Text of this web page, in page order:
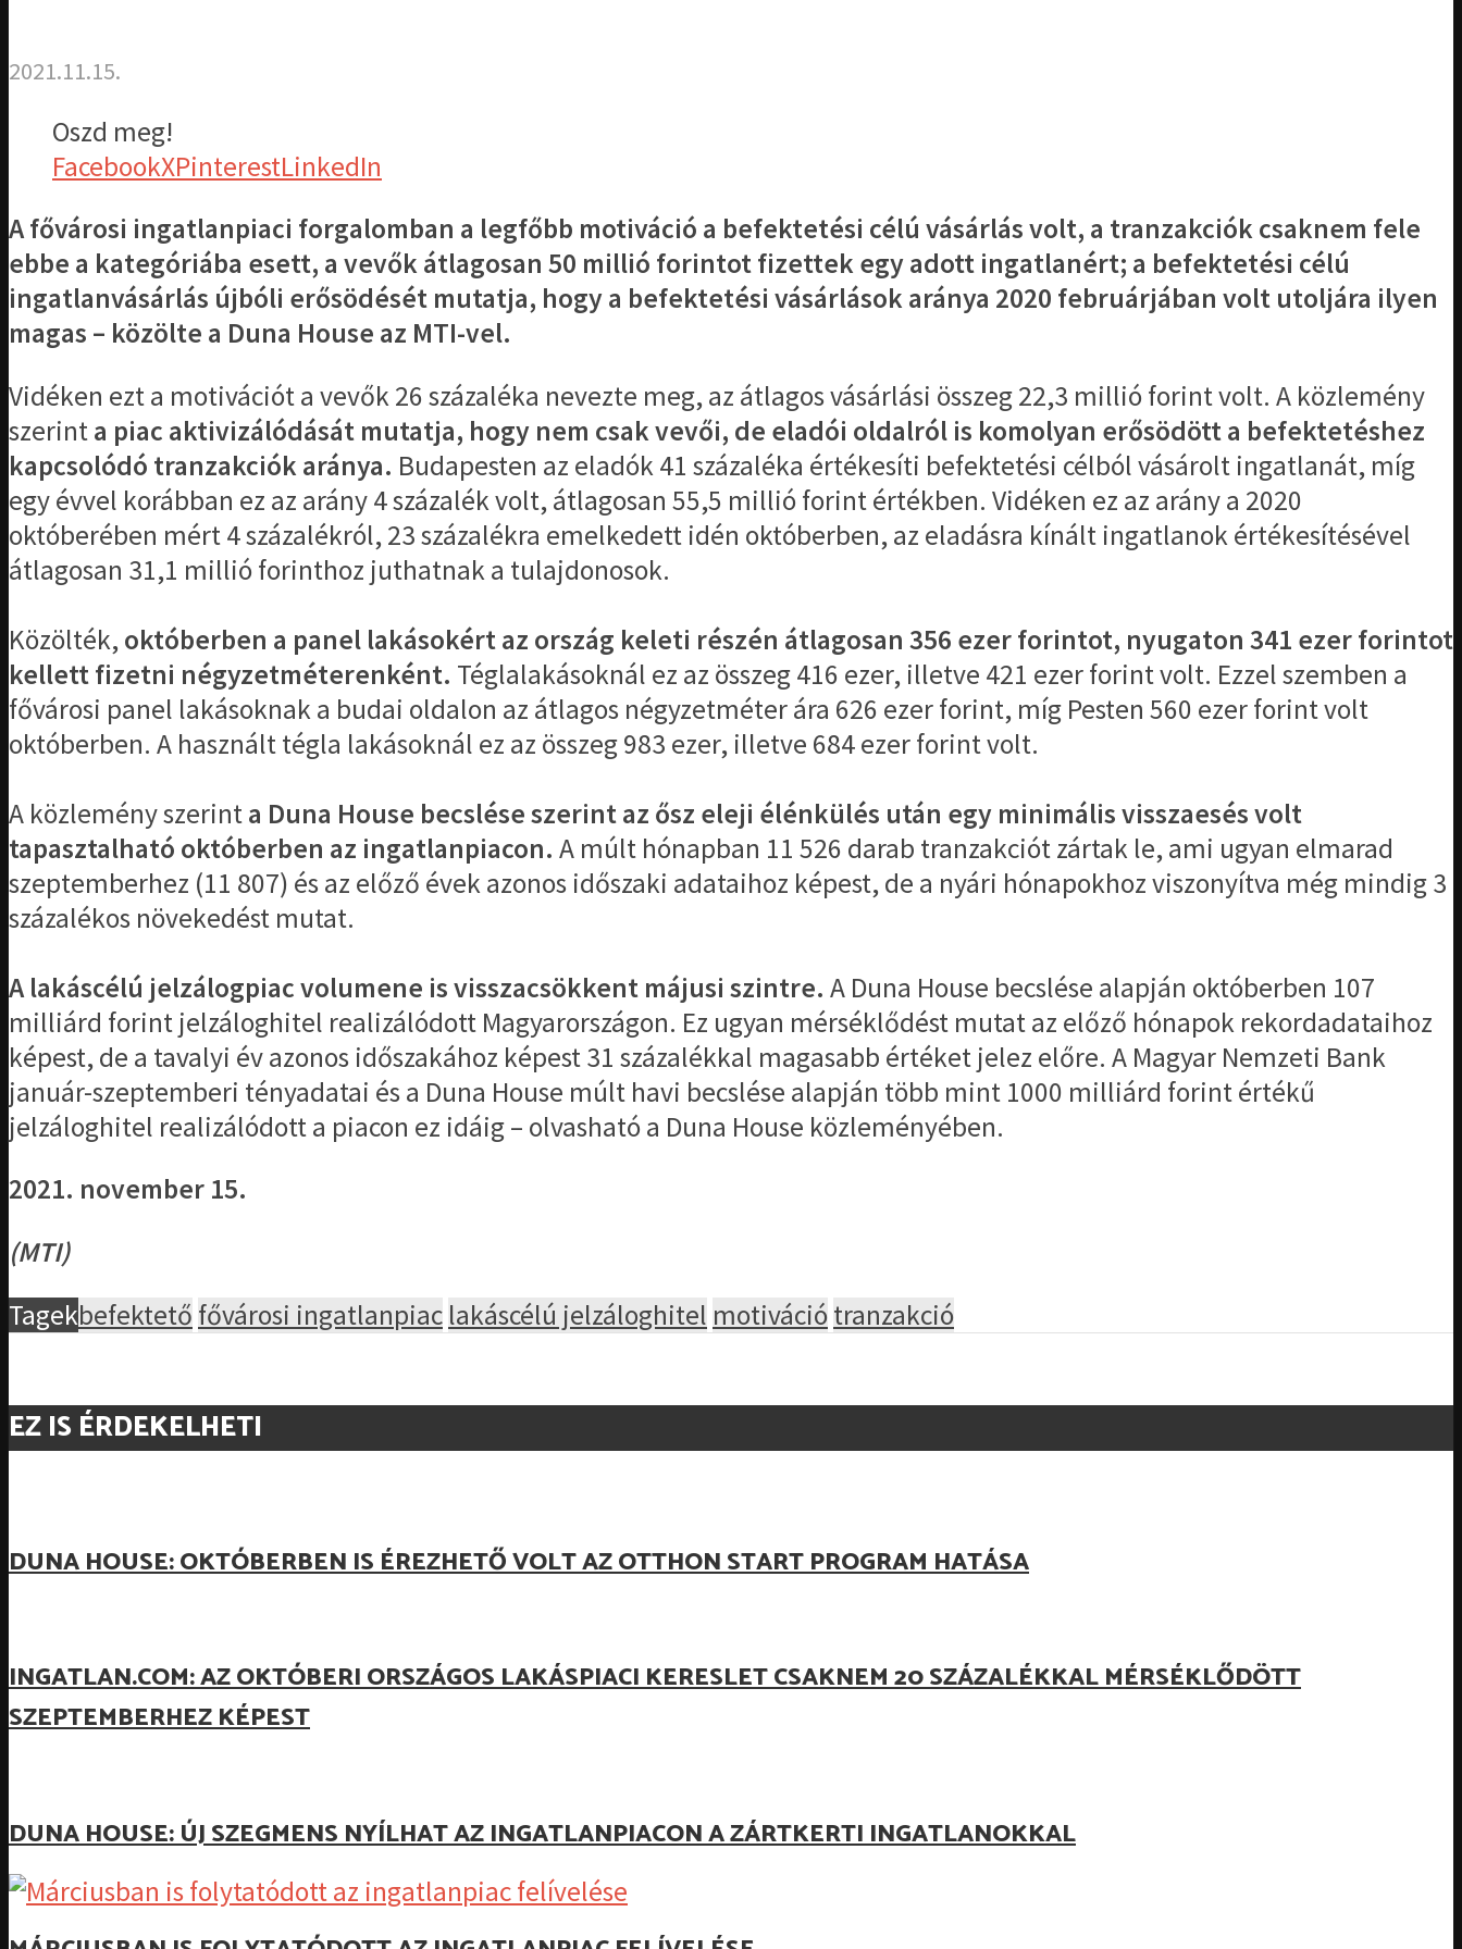
2021.11.15.
Oszd meg!
FacebookXPinterestLinkedIn
A fővárosi ingatlanpiaci forgalomban a legfőbb motiváció a befektetési célú vásárlás volt, a tranzakciók csaknem fele
ebbe a kategóriába esett, a vevők átlagosan 50 millió forintot fizettek egy adott ingatlanért; a befektetési célú
ingatlanvásárlás újbóli erősödését mutatja, hogy a befektetési vásárlások aránya 2020 februárjában volt utoljára ilyen
magas – közölte a Duna House az MTI-vel.
Vidéken ezt a motivációt a vevők 26 százaléka nevezte meg, az átlagos vásárlási összeg 22,3 millió forint volt. A közlemény
szerinta piac aktivizálódását mutatja, hogy nem csak vevői, de eladói oldalról is komolyan erősödött a befektetéshez
kapcsolódó tranzakciók aránya. Budapesten az eladók 41 százaléka értékesíti befektetési célból vásárolt ingatlanát, míg
egy évvel korábban ez az arány 4 százalék volt, átlagosan 55,5 millió forint értékben. Vidéken ez az arány a 2020
októberében mért 4 százalékról, 23 százalékra emelkedett idén októberben, az eladásra kínált ingatlanok értékesítésével
átlagosan 31,1 millió forinthoz juthatnak a tulajdonosok.
Közölték,októberben a panel lakásokért az ország keleti részén átlagosan 356 ezer forintot, nyugaton 341 ezer forintot
kellett fizetni négyzetméterenként. Téglalakásoknál ez az összeg 416 ezer, illetve 421 ezer forint volt. Ezzel szemben a
fővárosi panel lakásoknak a budai oldalon az átlagos négyzetméter ára 626 ezer forint, míg Pesten 560 ezer forint volt
októberben. A használt tégla lakásoknál ez az összeg 983 ezer, illetve 684 ezer forint volt.
A közlemény szerinta Duna House becslése szerint az ősz eleji élénkülés után egy minimális visszaesés volt
tapasztalható októberben az ingatlanpiacon. A múlt hónapban 11 526 darab tranzakciót zártak le, ami ugyan elmarad
szeptemberhez (11 807) és az előző évek azonos időszaki adataihoz képest, de a nyári hónapokhoz viszonyítva még mindig 3
százalékos növekedést mutat.
A lakáscélú jelzálogpiac volumene is visszacsökkent májusi szintre. A Duna House becslése alapján októberben 107
milliárd forint jelzáloghitel realizálódott Magyarországon. Ez ugyan mérséklődést mutat az előző hónapok rekordadataihoz
képest, de a tavalyi év azonos időszakához képest 31 százalékkal magasabb értéket jelez előre. A Magyar Nemzeti Bank
január-szeptemberi tényadatai és a Duna House múlt havi becslése alapján több mint 1000 milliárd forint értékű
jelzáloghitel realizálódott a piacon ez idáig – olvasható a Duna House közleményében.
2021. november 15.
(MTI)
Tagekbefektető fővárosi ingatlanpiac lakáscélú jelzáloghitel motivációtranzakció
EZ IS ÉRDEKELHETI
DUNA HOUSE: OKTÓBERBEN IS ÉREZHETŐ VOLT AZ OTTHON START PROGRAM HATÁSA
INGATLAN.COM: AZ OKTÓBERI ORSZÁGOS LAKÁSPIACI KERESLET CSAKNEM 20 SZÁZALÉKKAL MÉRSÉKLŐDÖTT
SZEPTEMBERHEZ KÉPEST
DUNA HOUSE: ÚJ SZEGMENS NYÍLHAT AZ INGATLANPIACON A ZÁRTKERTI INGATLANOKKAL